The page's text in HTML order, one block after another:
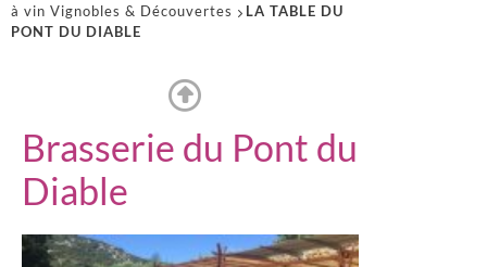
à vin Vignobles & Découvertes
LA TABLE DU
PONT DU DIABLE
Brasserie du Pont du
Diable